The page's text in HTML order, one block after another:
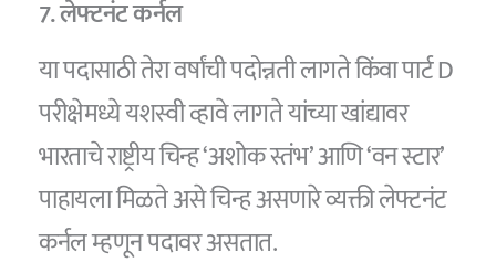
7. लेफ्टनंट कर्नल
या पदासाठी तेरा वर्षांची पदोन्नती लागते किंवा पार्ट D
परीक्षेमध्ये यशस्वी व्हावे लागते यांच्या खांद्यावर
भारताचे राष्ट्रीय चिन्ह ‘अशोक स्तंभ’ आणि ‘वन स्टार’
पाहायला मिळते असे चिन्ह असणारे व्यक्ती लेफ्टनंट
कर्नल म्हणून पदावर असतात.